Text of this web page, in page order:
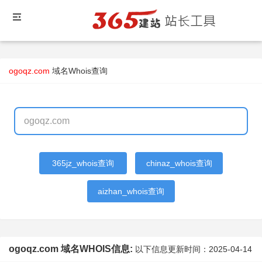
ogoqz.com 域名Whois查询
365jz_whois查询 chinaz_whois查询
aizhan_whois查询
ogoqz.com 域名WHOIS信息: 以下信息更新时间： 2025-04-14